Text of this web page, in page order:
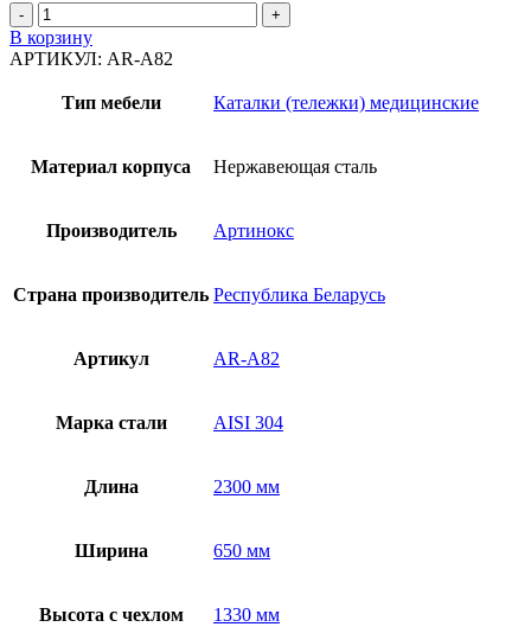
Количество
товара
Каталка
A83
В корзину
АРТИКУЛ: AR-A82
Тип мебели Каталки (тележки) медицинские
Материал корпуса Нержавеющая сталь
Производитель Артинокс
Страна производитель Республика Беларусь
Артикул AR-A82
Марка стали AISI 304
Длина 2300 мм
Ширина 650 мм
Высота с чехлом 1330 мм